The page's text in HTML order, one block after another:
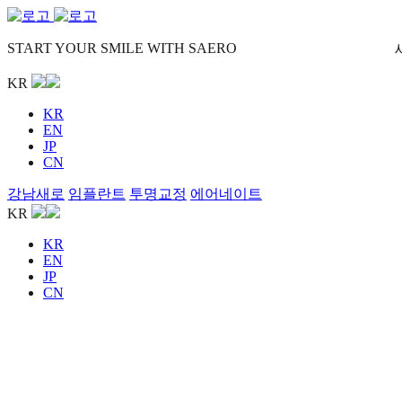
START YOUR SMILE WITH SAERO
KR
KR
EN
JP
CN
강남새로 임플란트 투명교정 에어네이트
KR
KR
EN
JP
CN